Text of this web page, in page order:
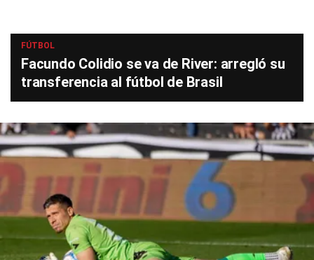
FÚTBOL
Facundo Colidio se va de River: arregló su
transferencia al fútbol de Brasil